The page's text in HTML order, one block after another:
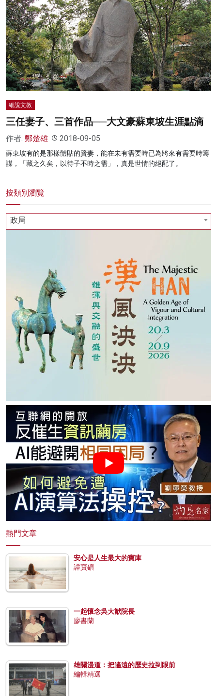
細說文教
三任妻子、三首作品──大文豪蘇東坡生涯點滴
作者: 鄭楚雄 2018-09-05
蘇東坡有的是那樣體貼的賢妻，能在未有需要時已為將來有需要時籌
謀，「藏之久矣，以待子不時之需」，真是世情的絕配了。
按類別瀏覽
政局
熱門文章
安心是人生最大的寶庫
譚寶碩
一起懷念吳大猷院長
廖書蘭
雄關漫道：把遙遠的歷史拉到眼前
編輯精選